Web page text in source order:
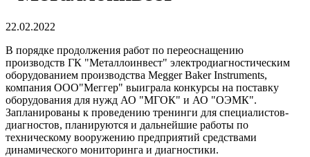
22.02.2022
В порядке продолжения работ по переоснащению
производств ГК "Металлоинвест" электродиагностическим
оборудованием производства Megger Baker Instruments,
компания ООО"Меггер" выиграла конкурсы на поставку
оборудования для нужд АО "МГОК" и АО "ОЭМК".
Запланированы к проведению тренинги для специалистов-
диагностов, планируются и дальнейшие работы по
техническому вооружению предприятий средствами
динамического мониторинга и диагностики.